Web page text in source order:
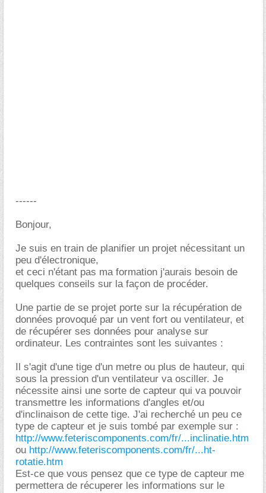
------
Bonjour,
Je suis en train de planifier un projet nécessitant un
peu d'électronique,
et ceci n'étant pas ma formation j'aurais besoin de
quelques conseils sur la façon de procéder.
Une partie de se projet porte sur la récupération de
données provoqué par un vent fort ou ventilateur, et
de récupérer ses données pour analyse sur
ordinateur. Les contraintes sont les suivantes :
Il s'agit d'une tige d'un metre ou plus de hauteur, qui
sous la pression d'un ventilateur va osciller. Je
nécessite ainsi une sorte de capteur qui va pouvoir
transmettre les informations d'angles et/ou
d'inclinaison de cette tige. J'ai recherché un peu ce
type de capteur et je suis tombé par exemple sur :
http://www.feteriscomponents.com/fr/...inclinatie.htm
ou http://www.feteriscomponents.com/fr/...ht-
rotatie.htm
Est-ce que vous pensez que ce type de capteur me
permettera de récuperer les informations sur le